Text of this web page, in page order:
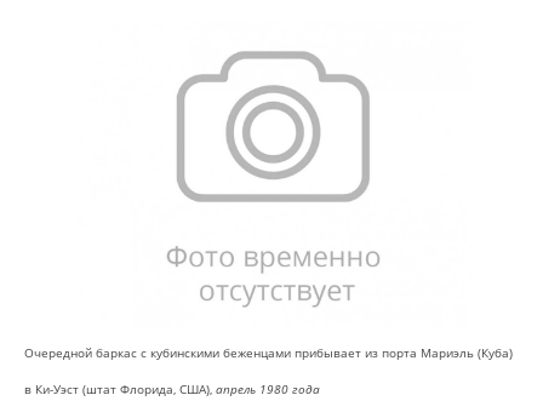
Очередной баркас с кубинскими беженцами прибывает из порта Мариэль (Куба)
в Ки-Уэст (штат Флорида, США), апрель 1980 года